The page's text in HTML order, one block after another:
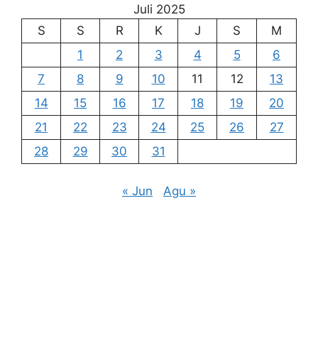
Juli 2025
S
S R K J S
M
1
2 3 4 5
6
7
8 9 10 11 12
13
14
15 16 17 18 19
20
21
22 23 24 25 26
27
28
29 30 31
« Jun Agu »